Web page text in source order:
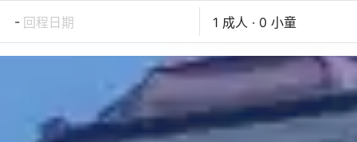
- 回程日期 1 成人 · 0 小童